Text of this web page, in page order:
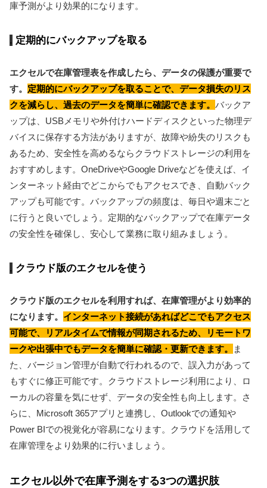
庫予測がより効果的になります。
定期的にバックアップを取る
エクセルで在庫管理表を作成したら、データの保護が重要で
す。 定期的にバックアップを取ることで、データ損失のリス
クを減らし、過去のデータを簡単に確認できます。 バックア
ップは、USBメモリや外付けハードディスクといった物理デ
バイスに保存する方法がありますが、故障や紛失のリスクも
あるため、安全性を高めるならクラウドストレージの利用を
おすすめします。OneDriveやGoogle Driveなどを使えば、イ
ンターネット経由でどこからでもアクセスでき、自動バック
アップも可能です。バックアップの頻度は、毎日や週末ごと
に行うと良いでしょう。定期的なバックアップで在庫データ
の安全性を確保し、安心して業務に取り組みましょう。
クラウド版のエクセルを使う
クラウド版のエクセルを利用すれば、在庫管理がより効率的
になります。 インターネット接続があればどこでもアクセス
可能で、リアルタイムで情報が同期されるため、リモートワ
ークや出張中でもデータを簡単に確認・更新できます。
ま
た、バージョン管理が自動で行われるので、誤入力があって
もすぐに修正可能です。クラウドストレージ利用により、ロ
ーカルの容量を気にせず、データの安全性も向上します。さ
らに、Microsoft 365アプリと連携し、Outlookでの通知や
Power BIでの視覚化が容易になります。クラウドを活用して
在庫管理をより効果的に行いましょう。
エクセル以外で在庫予測をする3つの選択肢